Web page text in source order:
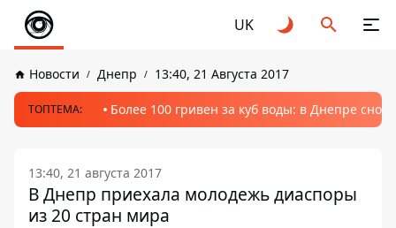
UK
Новости Днепр 13:40, 21 Августа 2017
ТОПТЕМА: Более 100 гривен за куб воды: в Днепре
13:40, 21 августа 2017
В Днепр приехала молодежь диаспоры
из 20 стран мира